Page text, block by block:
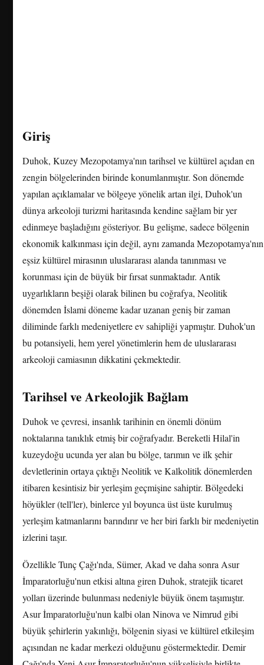
Giriş
Duhok, Kuzey Mezopotamya'nın tarihsel ve kültürel açıdan en
zengin bölgelerinden birinde konumlanmıştır. Son dönemde
yapılan açıklamalar ve bölgeye yönelik artan ilgi, Duhok'un
dünya arkeoloji turizmi haritasında kendine sağlam bir yer
edinmeye başladığını gösteriyor. Bu gelişme, sadece bölgenin
ekonomik kalkınması için değil, aynı zamanda Mezopotamya'nın
eşsiz kültürel mirasının uluslararası alanda tanınması ve
korunması için de büyük bir fırsat sunmaktadır. Antik
uygarlıkların beşiği olarak bilinen bu coğrafya, Neolitik
dönemden İslami döneme kadar uzanan geniş bir zaman
diliminde farklı medeniyetlere ev sahipliği yapmıştır. Duhok'un
bu potansiyeli, hem yerel yönetimlerin hem de uluslararası
arkeoloji camiasının dikkatini çekmektedir.
Tarihsel ve Arkeolojik Bağlam
Duhok ve çevresi, insanlık tarihinin en önemli dönüm
noktalarına tanıklık etmiş bir coğrafyadır. Bereketli Hilal'in
kuzeydoğu ucunda yer alan bu bölge, tarımın ve ilk şehir
devletlerinin ortaya çıktığı Neolitik ve Kalkolitik dönemlerden
itibaren kesintisiz bir yerleşim geçmişine sahiptir. Bölgedeki
höyükler (tell'ler), binlerce yıl boyunca üst üste kurulmuş
yerleşim katmanlarını barındırır ve her biri farklı bir medeniyetin
izlerini taşır.
Özellikle Tunç Çağı'nda, Sümer, Akad ve daha sonra Asur
İmparatorluğu'nun etkisi altına giren Duhok, stratejik ticaret
yolları üzerinde bulunması nedeniyle büyük önem taşımıştır.
Asur İmparatorluğu'nun kalbi olan Ninova ve Nimrud gibi
büyük şehirlerin yakınlığı, bölgenin siyasi ve kültürel etkileşim
açısından ne kadar merkezi olduğunu göstermektedir. Demir